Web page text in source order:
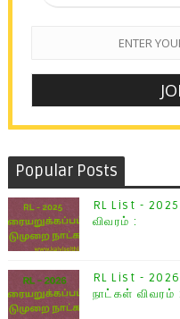
Popular Posts
RL List -
விவரம் :
RL List -
நாட்கள் விவரம் :